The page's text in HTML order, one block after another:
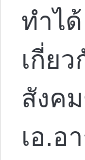
ทำไ
เกี่ย
สังค
เอ.อ